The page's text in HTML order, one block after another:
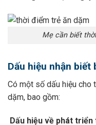
Mẹ cần biết
Dấu hiệu nhận biết
Có một số dấu hiệu cho
dặm, bao gồm:
Dấu hiệu về phát triển